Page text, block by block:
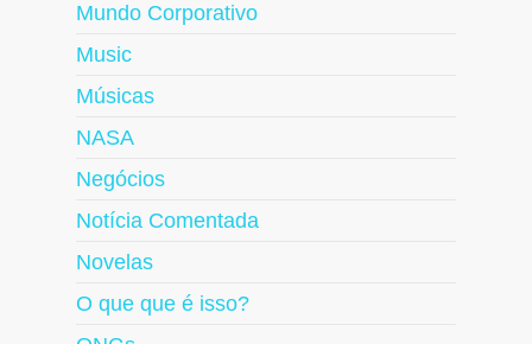
Mundo Corporativo
Music
Músicas
NASA
Negócios
Notícia Comentada
Novelas
O que que é isso?